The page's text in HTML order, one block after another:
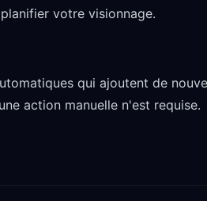
votre visionnage.
qui ajoutent de
action manuelle n'est requise.